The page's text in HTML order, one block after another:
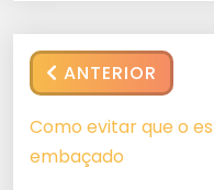
ANTERIOR
Como evitar que o
embaçado